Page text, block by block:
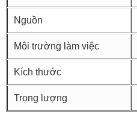
Nguồn
Môi trường làm việc
Kích thước
Trọng lượng